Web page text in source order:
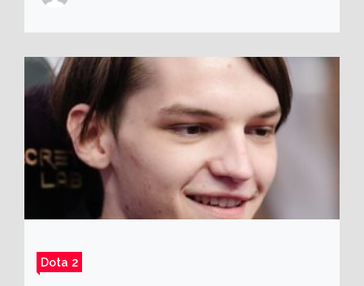
челы ничего не смогли сделать»
Dota 2